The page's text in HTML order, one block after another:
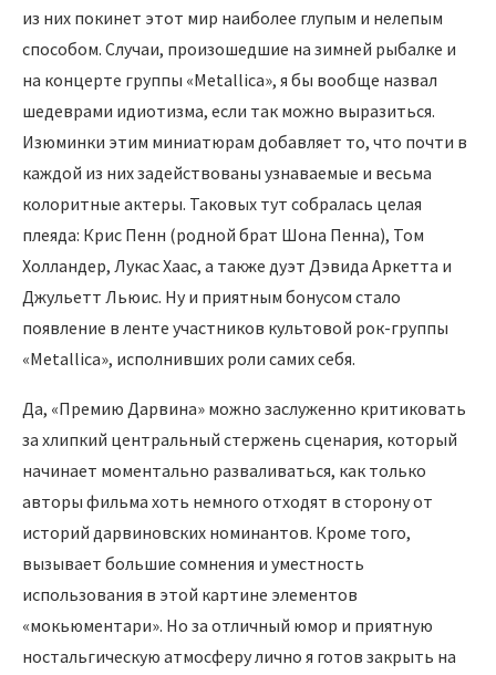
из них покинет этот мир наиболее глупым и нелепым
способом. Случаи, произошедшие на зимней рыбалке и
на концерте группы «Metallica», я бы вообще назвал
шедеврами идиотизма, если так можно выразиться.
Изюминки этим миниатюрам добавляет то, что почти в
каждой из них задействованы узнаваемые и весьма
колоритные актеры. Таковых тут собралась целая
плеяда: Крис Пенн (родной брат Шона Пенна), Том
Холландер, Лукас Хаас, а также дуэт Дэвида Аркетта и
Джульетт Льюис. Ну и приятным бонусом стало
появление в ленте участников культовой рок-группы
«Metallica», исполнивших роли самих себя.
Да, «Премию Дарвина» можно заслуженно критиковать
за хлипкий центральный стержень сценария, который
начинает моментально разваливаться, как только
авторы фильма хоть немного отходят в сторону от
историй дарвиновских номинантов. Кроме того,
вызывает большие сомнения и уместность
использования в этой картине элементов
«мокьюментари». Но за отличный юмор и приятную
ностальгическую атмосферу лично я готов закрыть на